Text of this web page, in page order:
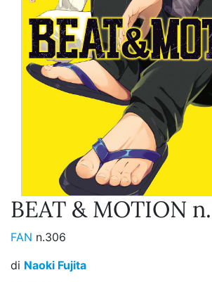
BEAT & MOTION
FAN n.306
di Naoki Fujita